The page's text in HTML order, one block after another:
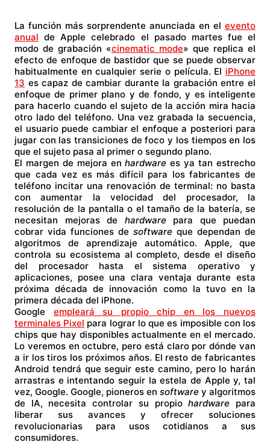
La función más sorprendente anunciada en el evento
anual de Apple celebrado el pasado martes fue el
modo de grabación «cinematic mode» que replica el
efecto de enfoque de bastidor que se puede observar
habitualmente en cualquier serie o película. El iPhone
13 es capaz de cambiar durante la grabación entre el
enfoque de primer plano y de fondo, y es inteligente
para hacerlo cuando el sujeto de la acción mira hacia
otro lado del teléfono. Una vez grabada la secuencia,
el usuario puede cambiar el enfoque a posteriori para
jugar con las transiciones de foco y los tiempos en los
que el sujeto pasa al primer o segundo plano.
El margen de mejora enhardware es ya tan estrecho
que cada vez es más difícil para los fabricantes de
teléfono incitar una renovación de terminal: no basta
con aumentar la velocidad del procesador, la
resolución de la pantalla o el tamaño de la batería, se
necesitan mejoras de hardwarepara que puedan
cobrar vida funciones de software que dependan de
algoritmos de aprendizaje automático. Apple, que
controla su ecosistema al completo, desde el diseño
del procesador hasta el sistema operativo y
aplicaciones, posee una clara ventaja durante esta
próxima década de innovación como la tuvo en la
primera década del iPhone.
Google empleará su propio chip en los nuevos
terminales Pixel para lograr lo que es imposible con los
chips que hay disponibles actualmente en el mercado.
Lo veremos en octubre, pero está claro por dónde van
a ir los tiros los próximos años. El resto de fabricantes
Android tendrá que seguir este camino, pero lo harán
arrastras e intentando seguir la estela de Apple y, tal
vez, Google. Google, pioneros en software y algoritmos
de IA, necesita controlar su propiohardware para
liberar sus avances y ofrecer soluciones
revolucionarias para usos cotidianos a sus
consumidores.